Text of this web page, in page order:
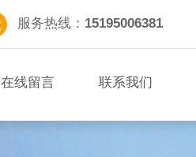
服务热线： 15195006381
在线留言 联系我们